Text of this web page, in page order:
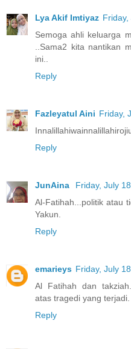
Lya Akif Imtiyaz
Semoga ahli keluarga
..Sama2 kita nantikan
ini..
Reply
Fazleyatul Aini Friday,
Reply
JunAina
Friday, July
Al-Fatihah...politik atau
Yakun.
Reply
emarieys Friday, July
Al Fatihah dan
atas tragedi yang terjadi.
Reply